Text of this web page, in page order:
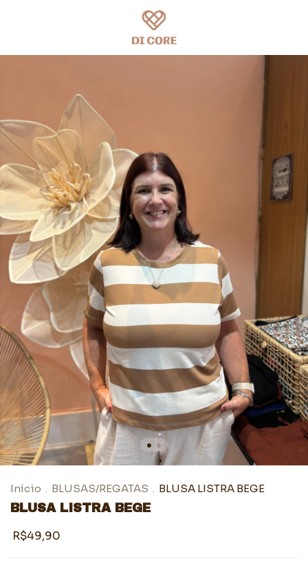
Início . BLUSAS/REGATAS . BLUSA LISTRA BEGE
BLUSA LISTRA BEGE
R$49,90